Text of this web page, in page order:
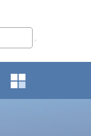
Schnellzugriff-
Menü